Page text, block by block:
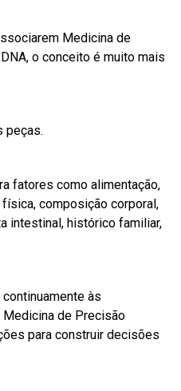
Medicina de
o conceito é muito mais
peças.
fatores como alimentação,
composição corporal,
intestinal, histórico familiar,
às
de Precisão
para construir decisões